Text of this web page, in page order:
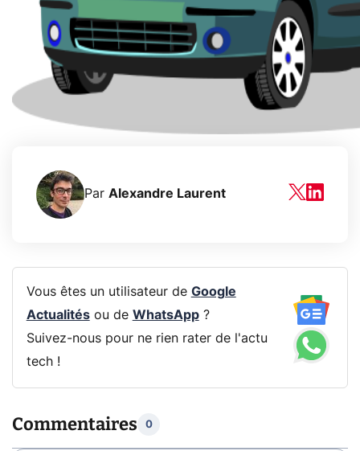
Par Alexandre Laurent
Vous êtes un utilisateur de Google
Actualitésou de WhatsApp?
Suivez-nous pour ne rien rater de l'actu
tech !
Commentaires 0